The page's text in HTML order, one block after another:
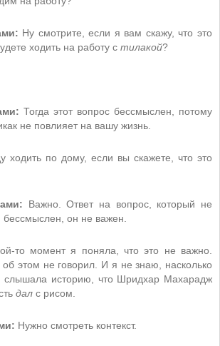
Ну смотрите, если я вам скажу, что это
ходить на работу с тилакой?
Тогда этот вопрос бессмыслен, потому
не повлияет на вашу жизнь.
ходить по дому, если вы скажете, что это
Важно. Ответ на вопрос, который не
он не важен.
то момент я поняла, что это не важно.
об этом не говорил. И я не знаю, насколько
слышала историю, что Шридхар Махарадж
дал с рисом.
Нужно смотреть контекст.